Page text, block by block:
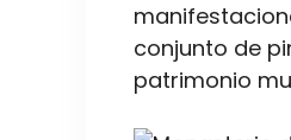
conjunto de
patrimonio